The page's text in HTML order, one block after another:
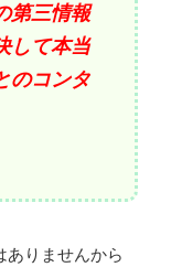
第三情報
して本当
のコンタ
ありませんから